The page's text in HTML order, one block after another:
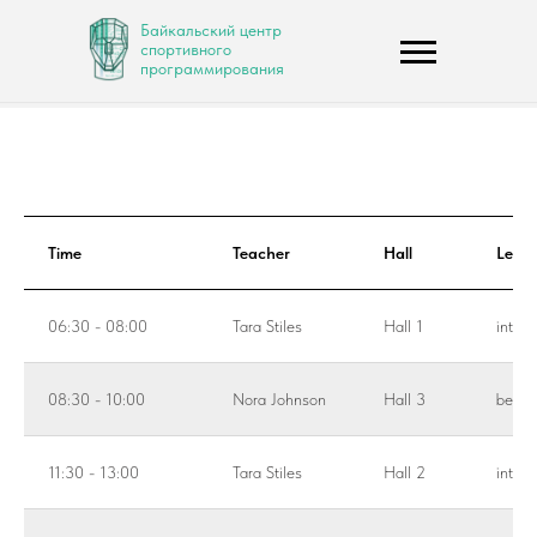
Байкальский центр
спортивного
программирования
Time Teacher Hall Level
06:30 - 08:00 Tara Stiles Hall 1
08:30 - 10:00 Nora Johnson Hall 3
11:30 - 13:00 Tara Stiles Hall 2